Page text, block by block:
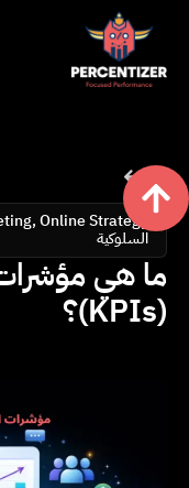
ارجع
,Online Strategy
السلوكية
ما هي مؤشرات
(KPIs)؟